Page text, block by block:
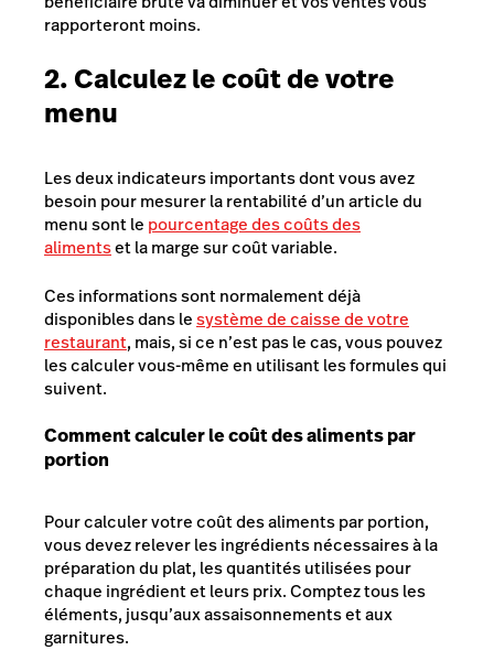
rapporteront moins.
2. Calculez le coût de votre
menu
Les deux indicateurs importants dont vous avez
besoin pour mesurer la rentabilité d’un article du
menu sont le pourcentage des coûts des
alimentset la marge sur coût variable.
Ces informations sont normalement déjà
disponibles dans lesystème de caisse de votre
restaurant, mais, si ce n’est pas le cas, vous pouvez
les calculer vous-même en utilisant les formules qui
suivent.
Comment calculer le coût des aliments par
portion
Pour calculer votre coût des aliments par portion,
vous devez relever les ingrédients nécessaires à la
préparation du plat, les quantités utilisées pour
chaque ingrédient et leurs prix. Comptez tous les
éléments, jusqu’aux assaisonnements et aux
garnitures.